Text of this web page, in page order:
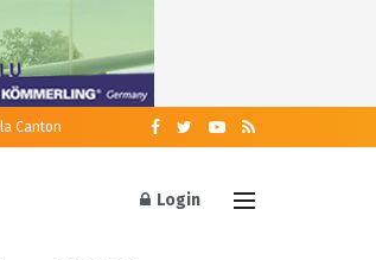
Canton
Login